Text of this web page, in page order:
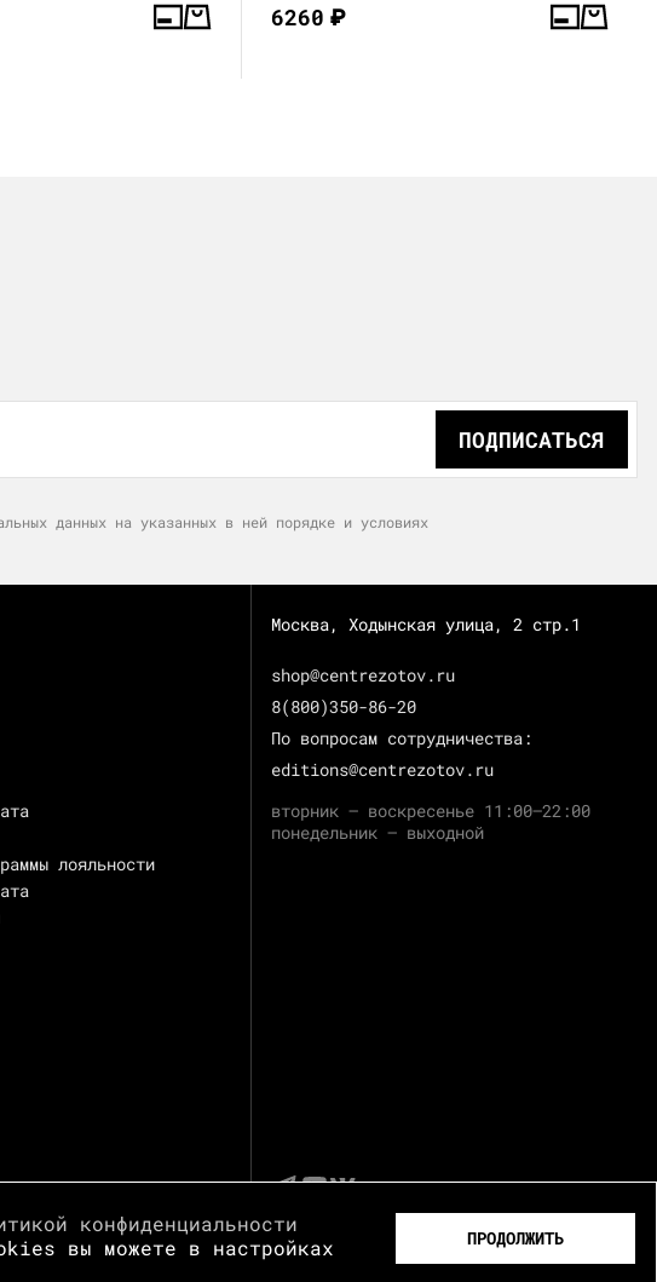
6260₽
ПОДПИСАТЬСЯ
данных на указанных в ней порядке и условиях
лояльности
Москва, Ходынская улица, 2 стр.1
shop@centrezotov.ru
8(800)350-86-20
По вопросам сотрудничества:
editions@centrezotov.ru
вторник — воскресенье 11:00–22:00
понедельник — выходной
конфиденциальности
вы можете в настройках
ПРОДОЛЖИТЬ